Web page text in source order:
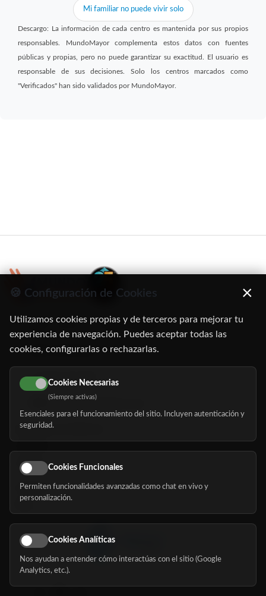
Mi familiar no puede vivir solo
Descargo: La información de cada centro es mantenida por sus propios
responsables. MundoMayor complementa estos datos con fuentes
públicas y propias, pero no puede garantizar su exactitud. El usuario es
responsable de sus decisiones. Solo los centros marcados como
"Verificados" han sido validados por MundoMayor.
C/ Oruro, 11. 28016 Madrid
91 345 06 26
616 113 103
hola@mundomayor.com
Buscador de residencias
Eventos
Nosotros
Síguenos
🍪 Configuración de Cookies ×
Utilizamos cookies propias y de terceros para mejorar tu
experiencia de navegación. Puedes aceptar todas las
cookies, configurarlas o rechazarlas.
Cookies Necesarias
(Siempre activas)
Esenciales para el funcionamiento del sitio. Incluyen autenticación y
seguridad.
Cookies Funcionales
Permiten funcionalidades avanzadas como chat en vivo y
personalización.
Cookies Analíticas
Nos ayudan a entender cómo interactúas con el sitio (Google
Analytics, etc.).